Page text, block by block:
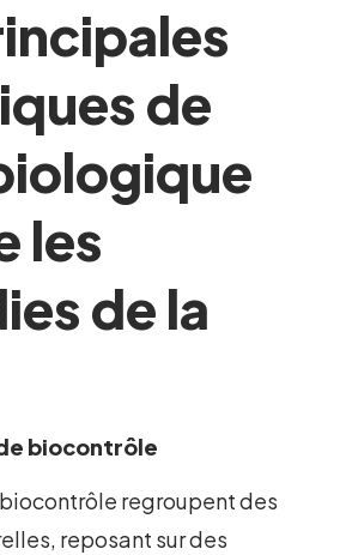
de
les
de la
biocontrôle
regroupent des
reposant sur des